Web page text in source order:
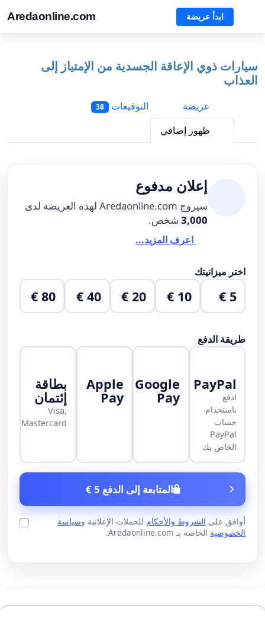
Aredaonline.com ابدأ عريضة
سيارات ذوي الإعاقة الجسدية من الإمتياز إلى
العذاب
عريضة
التوقيعات 38
ظهور إضافي
إعلان مدفوع
سيروج Aredaonline.com لهذه العريضة لدى
3,000 شخص.
اعرف المزيد...
اختر ميزانيتك
5 €
10 €
20 €
40 €
80 €
طريقة الدفع
PayPal
ادفع
باستخدام
حساب
PayPal
الخاص بك
Google
Pay
Apple
Pay
بطاقة
إئتمان
Visa,
Mastercard
المتابعة إلى الدفع 5 €
أوافق على الشروط والأحكام للحملات الإعلانية وسياسة
الخصوصية الخاصة بـ Aredaonline.com.